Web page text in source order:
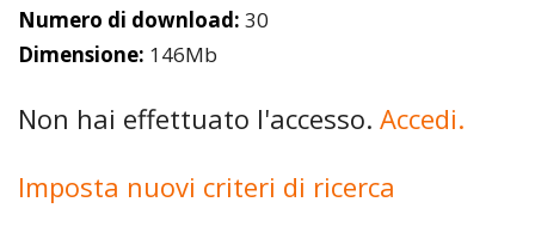
Numero di download: 30
Dimensione: 146Mb
Non hai effettuato l'accesso. Accedi.
Imposta nuovi criteri di ricerca